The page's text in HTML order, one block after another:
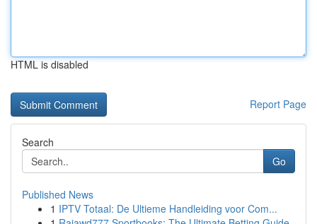
HTML is disabled
Report Page
Search
Go
Published News
1 IPTV Totaal: De Ultieme Handleiding voor Com...